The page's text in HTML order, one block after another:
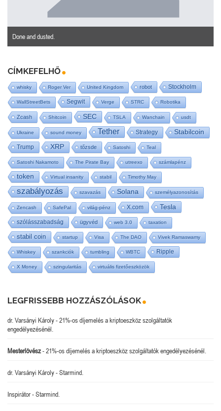
Done and dusted.
CÍMKEFELHŐ
whisky Roger Ver United Kingdom robot Stockholm
WallStreetBets Segwit Verge STRC Robotika
Zcash Shitcoin SEC TSLA Wanchain usdt
Ukraine sound money Tether Strategy Stabilcoin
Trump XRP tőzsde Satoshi Teal
Satoshi Nakamoto The Pirate Bay utreexo számlapénz
token Virtual insanity stabil Timothy May
szabályozás szavazás Solana személyazonosítás
Zencash SafePal világ-pénz X.com Tesla
szólásszabadság ügyvéd web 3.0 taxation
stabil coin startup Visa The DAO Vivek Ramaswamy
Whiskey szankciók tumbling WBTC Ripple
X Money szingularitás virtuális fizetőeszközök
LEGFRISSEBB HOZZÁSZÓLÁSOK
dr. Varsányi Károly-21%-os díjemelés a kriptoeszköz szolgáltatók
engedélyezésénél.
Mesterlövész-21%-os díjemelés a kriptoeszköz szolgáltatók engedélyezésénél.
dr. Varsányi Károly-Starmind.
Inspirátor-Starmind.